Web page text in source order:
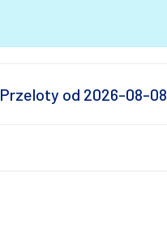
Przeloty od 2026-08-08